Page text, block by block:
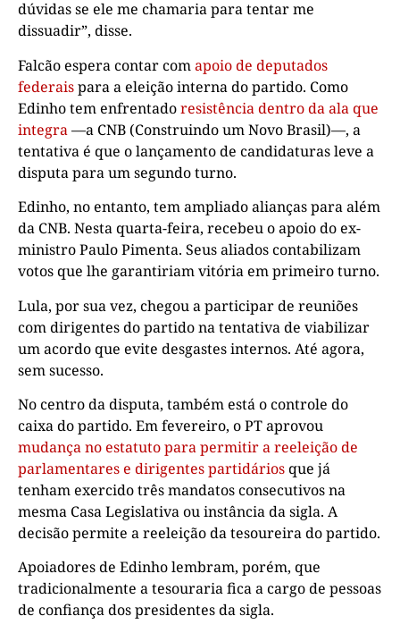
dúvidas se ele me chamaria para tentar me
dissuadir”, disse.
Falcão espera contar comapoio de deputados
federaispara a eleição interna do partido. Como
Edinho tem enfrentadoresistência dentro da ala que
integra—a CNB (Construindo um Novo Brasil)—, a
tentativa é que o lançamento de candidaturas leve a
disputa para um segundo turno.
Edinho, no entanto, tem ampliado alianças para além
da CNB. Nesta quarta-feira, recebeu o apoio do ex-
ministro Paulo Pimenta. Seus aliados contabilizam
votos que lhe garantiriam vitória em primeiro turno.
Lula, por sua vez, chegou a participar de reuniões
com dirigentes do partido na tentativa de viabilizar
um acordo que evite desgastes internos. Até agora,
sem sucesso.
No centro da disputa, também está o controle do
caixa do partido. Em fevereiro, o PT aprovou
mudança no estatuto para permitir a reeleição de
parlamentares e dirigentes partidáriosque já
tenham exercido três mandatos consecutivos na
mesma Casa Legislativa ou instância da sigla. A
decisão permite a reeleição da tesoureira do partido.
Apoiadores de Edinho lembram, porém, que
tradicionalmente a tesouraria fica a cargo de pessoas
de confiança dos presidentes da sigla.